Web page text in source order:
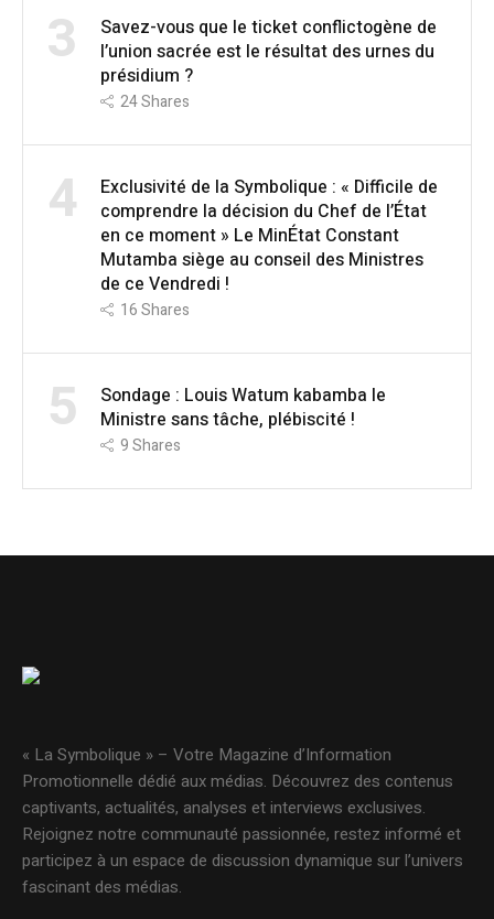
3
Savez-vous que le ticket conflictogène de
l’union sacrée est le résultat des urnes du
présidium ?
24Shares
4
Exclusivité de la Symbolique : « Difficile de
comprendre la décision du Chef de l’État
en ce moment » Le MinÉtat Constant
Mutamba siège au conseil des Ministres
de ce Vendredi !
16Shares
5
Sondage : Louis Watum kabamba le
Ministre sans tâche, plébiscité !
9Shares
« La Symbolique » – Votre Magazine d’Information
Promotionnelle dédié aux médias. Découvrez des contenus
captivants, actualités, analyses et interviews exclusives.
Rejoignez notre communauté passionnée, restez informé et
participez à un espace de discussion dynamique sur l’univers
fascinant des médias.